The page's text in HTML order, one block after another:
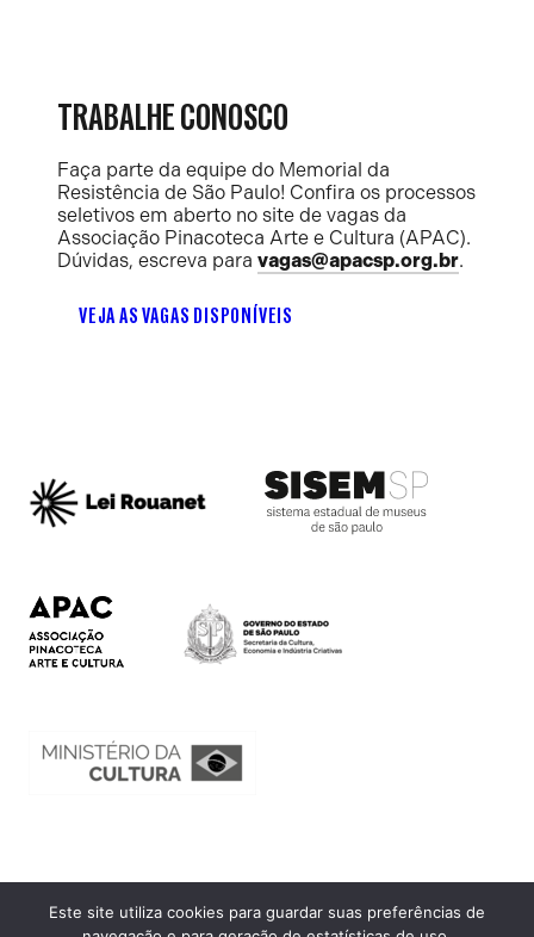
TRABALHE CONOSCO
Faça parte da equipe do Memorial da
Resistência de São Paulo! Confira os processos
seletivos em aberto no site de vagas da
Associação Pinacoteca Arte e Cultura (APAC).
Dúvidas, escreva para vagas@apacsp.org.br.
VEJA AS VAGAS DISPONÍVEIS
Ouvidoria
Este site utiliza cookies para guardar suas preferências de